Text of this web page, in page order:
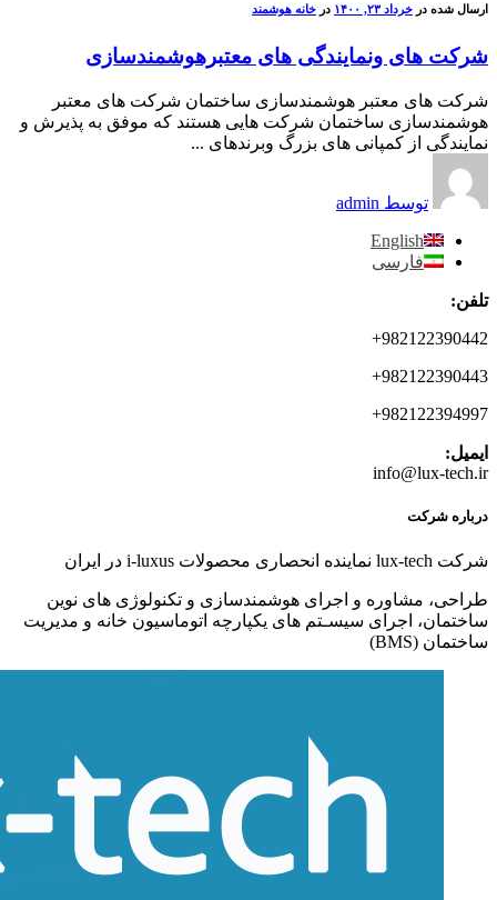
ارسال شده در خرداد ۲۳, ۱۴۰۰ در خانه هوشمند
شرکت های ونمایندگی های معتبرهوشمندسازی
شرکت های معتبر هوشمندسازی ساختمان شرکت های معتبر
هوشمندسازی ساختمان شرکت هایی هستند که موفق به پذیرش و
نمایندگی از کمپانی های بزرگ وبرندهای ...
توسط admin
English
فارسی
تلفن:
982122390442+
982122390443+
982122394997+
ایمیل:
info@lux-tech.ir
درباره شرکت
شرکت lux-tech نماینده انحصاری محصولات i-luxus در ایران
طراحی، مشاوره و اجرای هوشمندسازی و تکنولوژی های نوین
ساختمان، اجرای سیسـتم های یکپارچه اتوماسیون خانه و مدیریت
ساختمان (BMS)